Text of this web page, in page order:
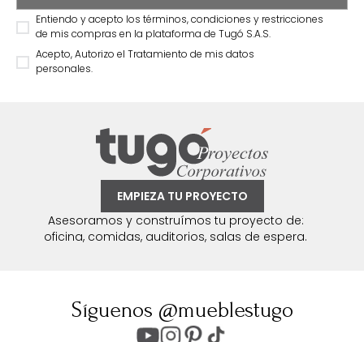
Entiendo y acepto los términos, condiciones y restricciones
de mis compras en la plataforma de Tugó S.A.S.
Acepto, Autorizo el Tratamiento de mis datos
personales.
EMPIEZA TU PROYECTO
Asesoramos y construímos tu proyecto de:
oficina, comidas, auditorios, salas de espera.
Síguenos @mueblestugo